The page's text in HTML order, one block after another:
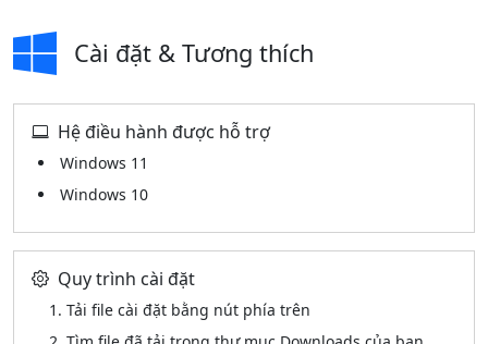
Cài đặt & Tương thích
Hệ điều hành được hỗ trợ
Windows 11
Windows 10
Quy trình cài đặt
Tải file cài đặt bằng nút phía trên